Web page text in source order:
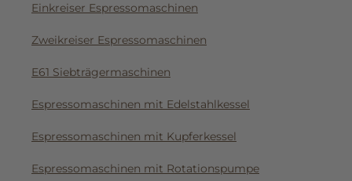
Einkreiser Espressomaschinen
Zweikreiser Espressomaschinen
E61 Siebträgermaschinen
Espressomaschinen mit Edelstahlkessel
Espressomaschinen mit Kupferkessel
Espressomaschinen mit Rotationspumpe